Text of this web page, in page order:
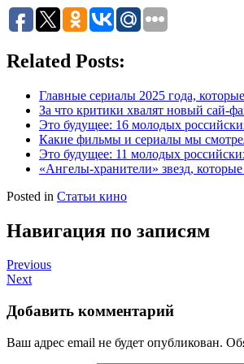
Related Posts:
Главные сериалы 2025 года,
За что критики хвалят новый сай-
Это будущее: 16 молодых
Какие фильмы и сериалы мы
Это будущее: 11 молодых
«Ангелы-хранители» звезд,
Posted in Статьи кино
Навигация по записям
Previous
Next
Добавить комментарий
Ваш адрес email не будет опубликован.